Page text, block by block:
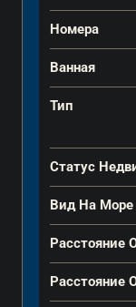
Номера
Ванная
Тип
Статус
Вид На Море
Расстояние
Расстояние